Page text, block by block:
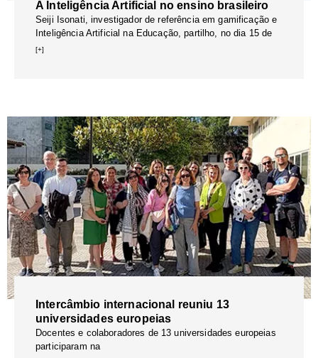
A Inteligência Artificial no ensino brasileiro
Seiji Isonati, investigador de referência em gamificação e
Inteligência Artificial na Educação, partilho, no dia 15 de
[+]
Intercâmbio internacional reuniu 13
universidades europeias
Docentes e colaboradores de 13 universidades europeias
participaram na